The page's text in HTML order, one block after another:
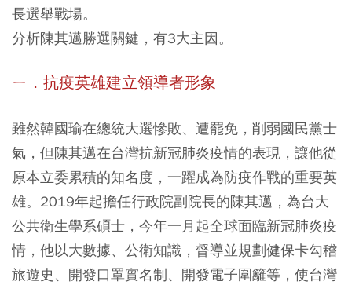
長選舉戰場。
分析陳其邁勝選關鍵，有3大主因。
ㄧ．抗疫英雄建立領導者形象
雖然韓國瑜在總統大選慘敗、遭罷免，削弱國民黨士
氣，但陳其邁在台灣抗新冠肺炎疫情的表現，讓他從
原本立委累積的知名度，一躍成為防疫作戰的重要英
雄。2019年起擔任行政院副院長的陳其邁，為台大
公共衛生學系碩士，今年一月起全球面臨新冠肺炎疫
情，他以大數據、公衛知識，督導並規劃健保卡勾稽
旅遊史、開發口罩實名制、開發電子圍籬等，使台灣